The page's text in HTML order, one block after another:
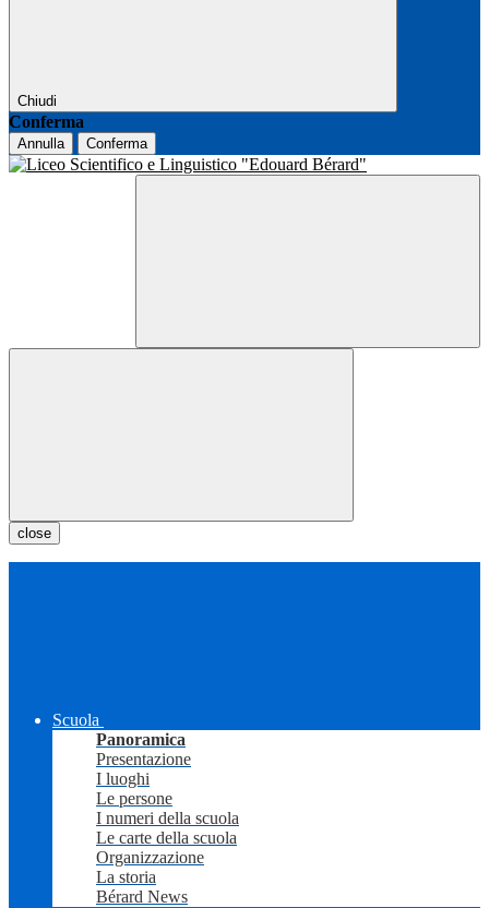
Chiudi
Conferma
Annulla Conferma
close
Scuola
Panoramica
Presentazione
I luoghi
Le persone
I numeri della scuola
Le carte della scuola
Organizzazione
La storia
Bérard News